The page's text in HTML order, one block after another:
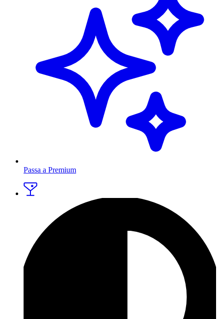
Passa a Premium